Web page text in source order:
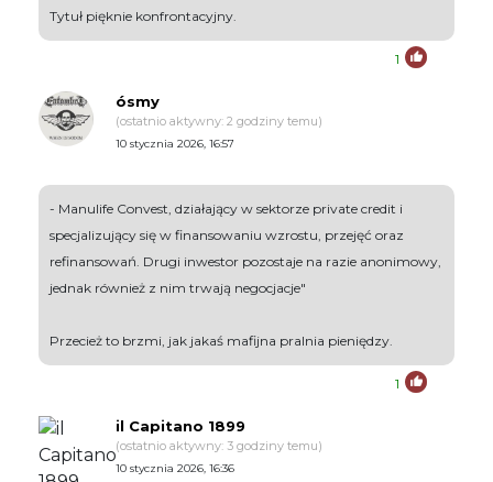
Tytuł pięknie konfrontacyjny.
1
ósmy
(ostatnio aktywny: 2 godziny temu)
10 stycznia 2026, 16:57
- Manulife Convest, działający w sektorze private credit i
specjalizujący się w finansowaniu wzrostu, przejęć oraz
refinansowań. Drugi inwestor pozostaje na razie anonimowy,
jednak również z nim trwają negocjacje"
Przecież to brzmi, jak jakaś mafijna pralnia pieniędzy.
1
il Capitano 1899
(ostatnio aktywny: 3 godziny temu)
10 stycznia 2026, 16:36